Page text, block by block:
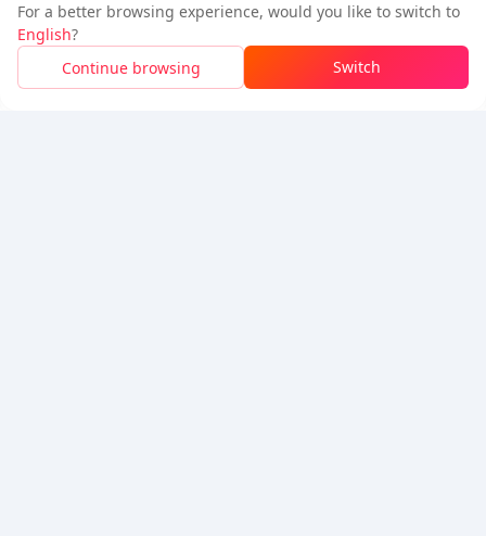
$2.12
Neuer Nutzer:
$2.26
Melden Sie sich an, um den Rabatt zu erhalten
For a better browsing experience, would you like to switch to
English?
Continue browsing
Switch
Folge uns
5% OFF5% OFF